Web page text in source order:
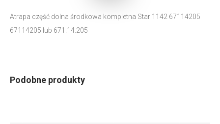
Atrapa część dolna środkowa kompletna Star 1142 67114205
67114205 lub 671.14.205
Podobne produkty